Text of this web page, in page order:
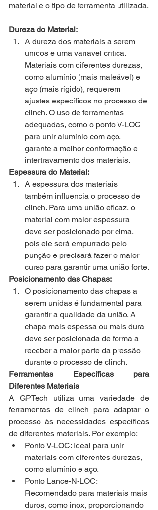
material e o tipo de ferramenta utilizada.
Dureza do Material:
A dureza dos materiais a serem
unidos é uma variável crítica.
Materiais com diferentes durezas,
como alumínio (mais maleável) e
aço (mais rígido), requerem
ajustes específicos no processo de
clinch. O uso de ferramentas
adequadas, como o ponto V-LOC
para unir alumínio com aço,
garante a melhor conformação e
intertravamento dos materiais.
Espessura do Material:
A espessura dos materiais
também influencia o processo de
clinch. Para uma união eficaz, o
material com maior espessura
deve ser posicionado por cima,
pois ele será empurrado pelo
punção e precisará fazer o maior
curso para garantir uma união forte.
Posicionamento das Chapas:
O posicionamento das chapas a
serem unidas é fundamental para
garantir a qualidade da união. A
chapa mais espessa ou mais dura
deve ser posicionada de forma a
receber a maior parte da pressão
durante o processo de clinch.
Ferramentas Específicas para
Diferentes Materiais
A GPTech utiliza uma variedade de
ferramentas de clinch para adaptar o
processo às necessidades específicas
de diferentes materiais. Por exemplo:
Ponto V-LOC: Ideal para unir
materiais com diferentes durezas,
como alumínio e aço.
Ponto Lance-N-LOC:
Recomendado para materiais mais
duros, como inox, proporcionando